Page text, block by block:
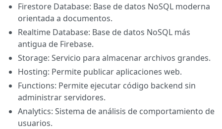
Firestore Database: Base de datos NoSQL moderna
orientada a documentos.
Realtime Database: Base de datos NoSQL más
antigua de Firebase.
Storage: Servicio para almacenar archivos grandes.
Hosting: Permite publicar aplicaciones web.
Functions: Permite ejecutar código backend sin
administrar servidores.
Analytics: Sistema de análisis de comportamiento de
usuarios.